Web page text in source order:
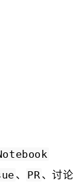
、 PR 、讨论